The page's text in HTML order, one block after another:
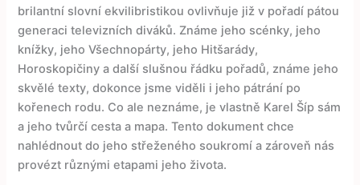
brilantní slovní ekvilibristikou ovlivňuje již v pořadí pátou
generaci televizních diváků. Známe jeho scénky, jeho
knížky, jeho Všechnopárty, jeho Hitšarády,
Horoskopičiny a další slušnou řádku pořadů, známe jeho
skvělé texty, dokonce jsme viděli i jeho pátrání po
kořenech rodu. Co ale neznáme, je vlastně Karel Šíp sám
a jeho tvůrčí cesta a mapa. Tento dokument chce
nahlédnout do jeho střeženého soukromí a zároveň nás
provézt různými etapami jeho života.